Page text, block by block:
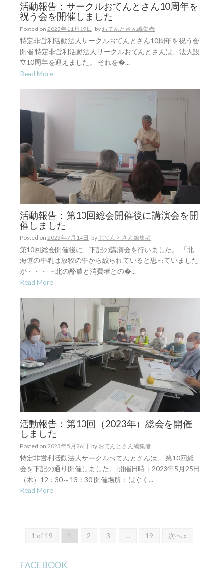
活動報告：サークルおてんとさん10周年を
祝う会を開催しました
Posted on 2023年11月19日 by おてんとさん編集者
特定非営利活動法人サークルおてんとさん10周年を祝う会
開催 特定非営利活動法人サークルおてんとさんは、法人設
立10周年を迎えました。 それを�...
Read More
活動報告：第10回総会開催後に講演会を開
催しました
Posted on 2023年7月14日 by おてんとさん編集者
第10回総会開催後に、下記の講演会を行いました。 「北
海道の牛乳は放牧の牛から絞られていると思っていました
が・・・ －北の酪農と消費者との�...
Read More
活動報告：第10回（2023年）総会を開催
しました
Posted on 2023年5月26日 by おてんとさん編集者
特定非営利活動法人サークルおてんとさんは、 第10回総
会を下記の通り開催しました。 開催日時：2023年5月25日
（木）12：30～13：30 開催場所：はぐく...
Read More
1 of 19 1 2 3 … 19 次へ »
FACEBOOK